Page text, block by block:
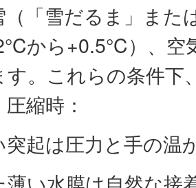
「雪だるま」また
から+0.5°C）、
す。これらの条件下
縮時：
起は圧力と手の温
薄い水膜は自然な接